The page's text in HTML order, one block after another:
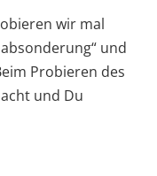
wir mal
und
Probieren des
und Du